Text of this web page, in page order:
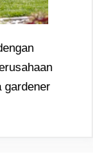
gardener